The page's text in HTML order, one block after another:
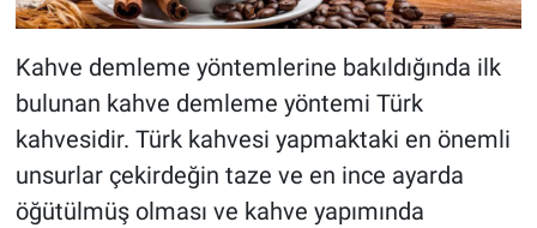
Kahve demleme yöntemlerine bakıldığında ilk
bulunan kahve demleme yöntemi Türk
kahvesidir. Türk kahvesi yapmaktaki en önemli
unsurlar çekirdeğin taze ve en ince ayarda
öğütülmüş olması ve kahve yapımında